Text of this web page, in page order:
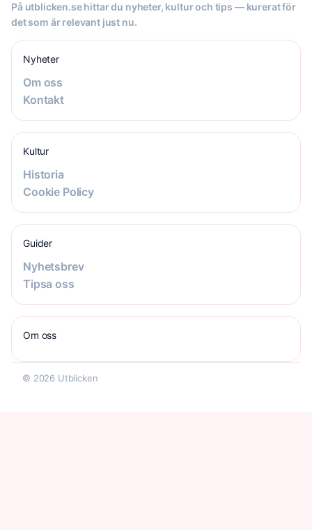
På utblicken.se hittar du nyheter, kultur och tips — kurerat för
det som är relevant just nu.
Nyheter
Om oss
Kontakt
Kultur
Historia
Cookie Policy
Guider
Nyhetsbrev
Tipsa oss
Om oss
© 2026 Utblicken